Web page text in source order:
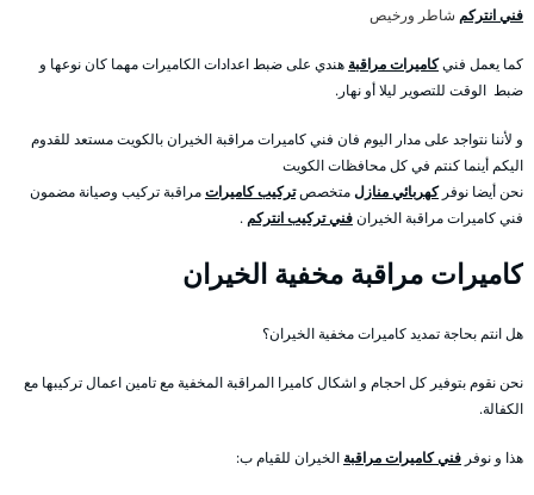
فني انتركم شاطر ورخيص
كما يعمل فنيكاميرات مراقبة هندي على ضبط اعدادات الكاميرات مهما كان نوعها و
ضبط الوقت للتصوير ليلا أو نهار.
و لأننا نتواجد على مدار اليوم فان فني كاميرات مراقبة الخيران بالكويت مستعد للقدوم
اليكم أينما كنتم في كل محافظات الكويت
نحن أيضا نوفركهربائي منازلمتخصصتركيب كاميراتمراقبة تركيب وصيانة مضمون
فني كاميرات مراقبة الخيرانفني تركيب انتركم .
كاميرات مراقبة مخفية الخيران
هل انتم بحاجة تمديد كاميرات مخفية الخيران؟
نحن نقوم بتوفير كل احجام و اشكال كاميرا المراقبة المخفية مع تامين اعمال تركيبها مع
الكفالة.
هذا و نوفر فني كاميرات مراقبة الخيران للقيام ب: